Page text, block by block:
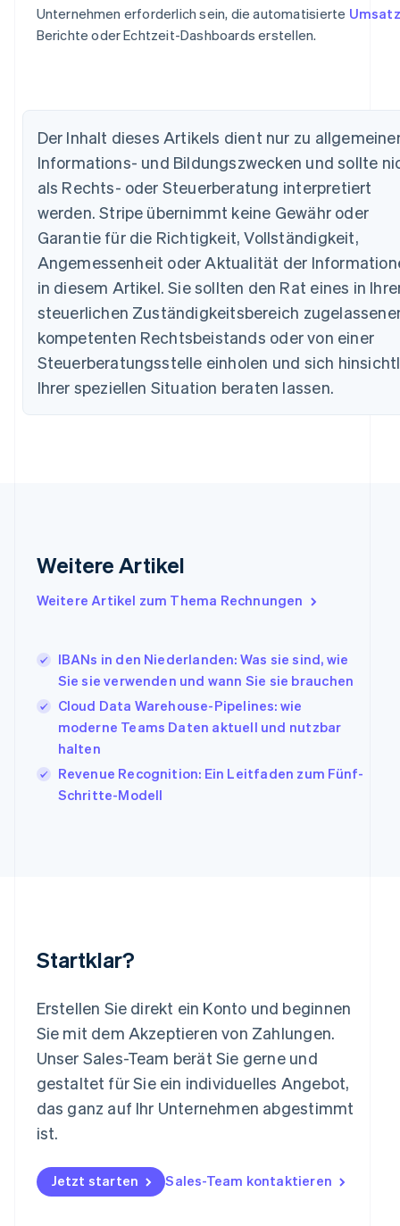
Unternehmen erforderlich sein, die automatisierte Umsatz
Berichte oder Echtzeit-Dashboards erstellen.
Der Inhalt dieses Artikels dient nur zu
Informations- und Bildungszwecken und sollte
als Rechts- oder Steuerberatung interpretiert
werden. Stripe übernimmt keine Gewähr oder
Garantie für die Richtigkeit, Vollständigkeit,
Angemessenheit oder Aktualität der
in diesem Artikel. Sie sollten den Rat eines in
steuerlichen Zuständigkeitsbereich
kompetenten Rechtsbeistands oder von einer
Steuerberatungsstelle einholen und sich
Ihrer speziellen Situation beraten lassen.
Weitere Artikel
Weitere Artikel zum Thema Rechnungen
IBANs in den Niederlanden: Was sie sind, wie
Sie sie verwenden und wann Sie sie brauchen
Cloud Data Warehouse-Pipelines: wie
moderne Teams Daten aktuell und nutzbar
halten
Revenue Recognition: Ein Leitfaden zum Fünf-
Schritte-Modell
Startklar?
Erstellen Sie direkt ein Konto und beginnen
Sie mit dem Akzeptieren von Zahlungen.
Unser Sales-Team berät Sie gerne und
gestaltet für Sie ein individuelles Angebot,
das ganz auf Ihr Unternehmen abgestimmt
ist.
Jetzt starten Sales-Team kontaktieren
Australien
English
Belgien
NederlandsFrançaisDeutschEnglish
Brasilien
Bulgarien
English
Dänemark
English
Deutschland
DeutschEnglish
English
Festlandchina
English
Finnland
EnglishSvenska
English
English
Japan
日本語
Kanada
English Français
Kroatien
EnglishItaliano
English
Liechtenstein
English
Español English
Neuseeland
English
Niederlande
Norwegen
English
Polen
English
Portugal